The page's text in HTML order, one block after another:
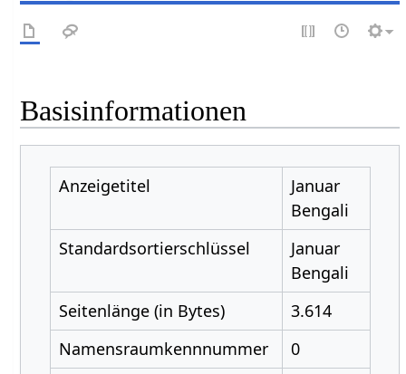
Basisinformationen
Anzeigetitel
Januar
Bengali
Standardsortierschlüssel
Januar
Bengali
Seitenlänge (in Bytes)
3.614
Namensraumkennnummer
0